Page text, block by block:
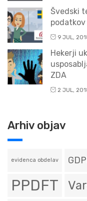
Švedski
9 JUL,
Hekerji
ZDA
2 JUL,
Arhiv objav
evidenca obdelav
PPDFT